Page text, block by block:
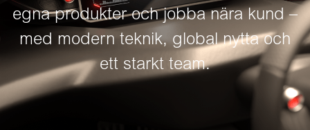
egna produkter och jobba nära kund –
med modern teknik, global nytta och
ett starkt team.